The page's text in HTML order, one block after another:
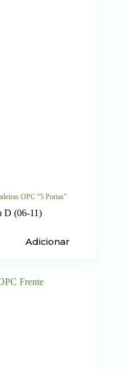
OPC “5 Portas”
D (06-11)
Adicionar